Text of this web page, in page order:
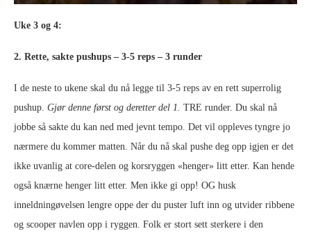
Uke 3 og 4:
2. Rette, sakte pushups – 3-5 reps – 3 runder
I de neste to ukene skal du nå legge til 3-5 reps av en rett superrolig
pushup. Gjør denne først og deretter del 1. TRE runder. Du skal nå
jobbe så sakte du kan ned med jevnt tempo. Det vil oppleves tyngre jo
nærmere du kommer matten. Når du nå skal pushe deg opp igjen er det
ikke uvanlig at core-delen og korsryggen «henger» litt etter. Kan hende
også knærne henger litt etter. Men ikke gi opp! OG husk
inneldningøvelsen lengre oppe der du puster luft inn og utvider ribbene
og scooper navlen opp i ryggen. Folk er stort sett sterkere i den